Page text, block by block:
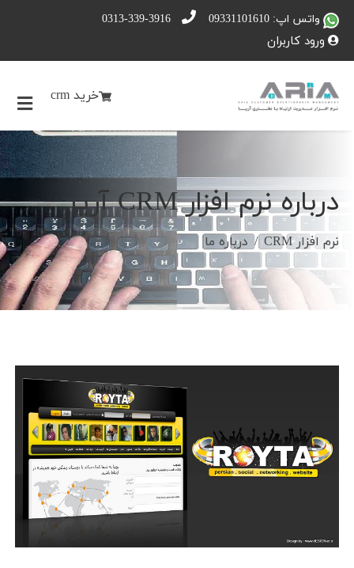
واتس اپ: 09331101610 0313-339-3916
ورود کاربران
خرید crm
درباره نرم افزار CRM آریا
نرم افزار CRM درباره ما